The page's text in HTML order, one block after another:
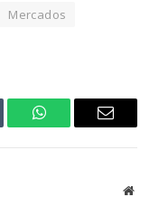
Mercados
WhatsAppEmail
Website